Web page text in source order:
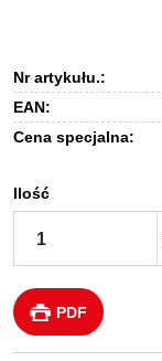
Nr artykułu.:
EAN:
Cena specjalna:
Ilość
PDF